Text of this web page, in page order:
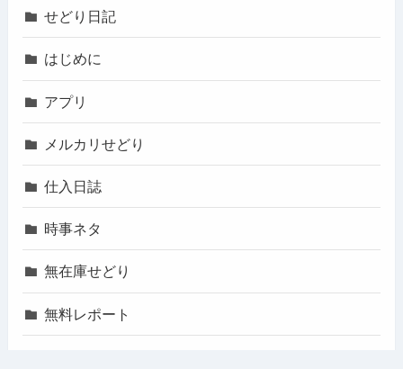
せどり日記
はじめに
アプリ
メルカリせどり
仕入日誌
時事ネタ
無在庫せどり
無料レポート